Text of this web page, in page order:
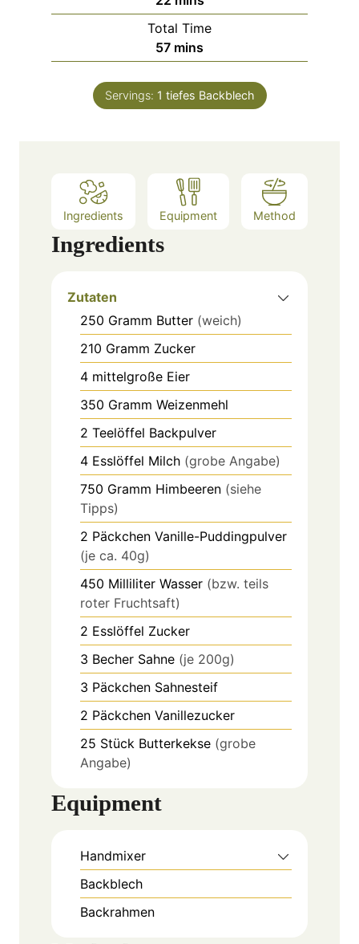
u
t
e
s
i
n
u
e
s
Total Time
57m
i
n
u
mins
Servings: 1 tiefes Backblech
Ingredients Equipment Method
Ingredients
Zutaten
250 Gramm Butter (weich)
210 Gramm Zucker
4 mittelgroße Eier
350 Gramm Weizenmehl
2 Teelöffel Backpulver
4 Esslöffel Milch (grobe Angabe)
750 Gramm Himbeeren (siehe
Tipps)
2 Päckchen Vanille-Puddingpulver
(je ca. 40g)
450 Milliliter Wasser (bzw. teils
roter Fruchtsaft)
2 Esslöffel Zucker
3 Becher Sahne (je 200g)
3 Päckchen Sahnesteif
2 Päckchen Vanillezucker
25 Stück Butterkekse (grobe
Angabe)
Equipment
Handmixer
Backblech
Backrahmen